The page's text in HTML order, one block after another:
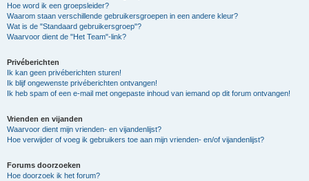
Hoe word ik een groepsleider?
Waarom staan verschillende gebruikersgroepen in een andere kleur?
Wat is de "Standaard gebruikersgroep"?
Waarvoor dient de "Het Team"-link?
Privéberichten
Ik kan geen privéberichten sturen!
Ik blijf ongewenste privéberichten ontvangen!
Ik heb spam of een e-mail met ongepaste inhoud van iemand op dit forum ontvangen!
Vrienden en vijanden
Waarvoor dient mijn vrienden- en vijandenlijst?
Hoe verwijder of voeg ik gebruikers toe aan mijn vrienden- en/of vijandenlijst?
Forums doorzoeken
Hoe doorzoek ik het forum?